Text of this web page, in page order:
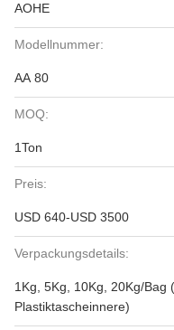
AOHE
Modellnummer:
AA 80
MOQ:
1Ton
Preis:
USD 640-USD 3500
Verpackungsdetails:
1Kg, 5Kg, 10Kg, 20Kg/Bag
Plastiktascheinnere)